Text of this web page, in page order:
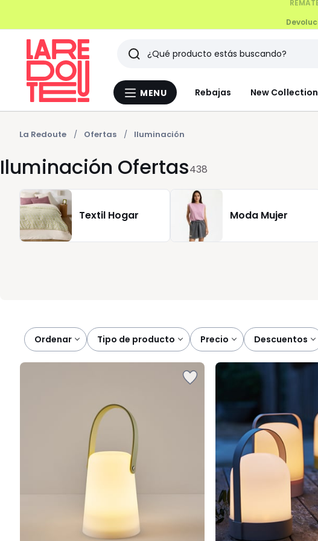
Menu
MENU Rebajas New Collection
Buscar
Últimos
artículos
vistos
La Redoute Ofertas Iluminación
Iluminación Ofertas438
Textil Hogar Moda Mujer
Ordenar
tipo de producto precio descuentos